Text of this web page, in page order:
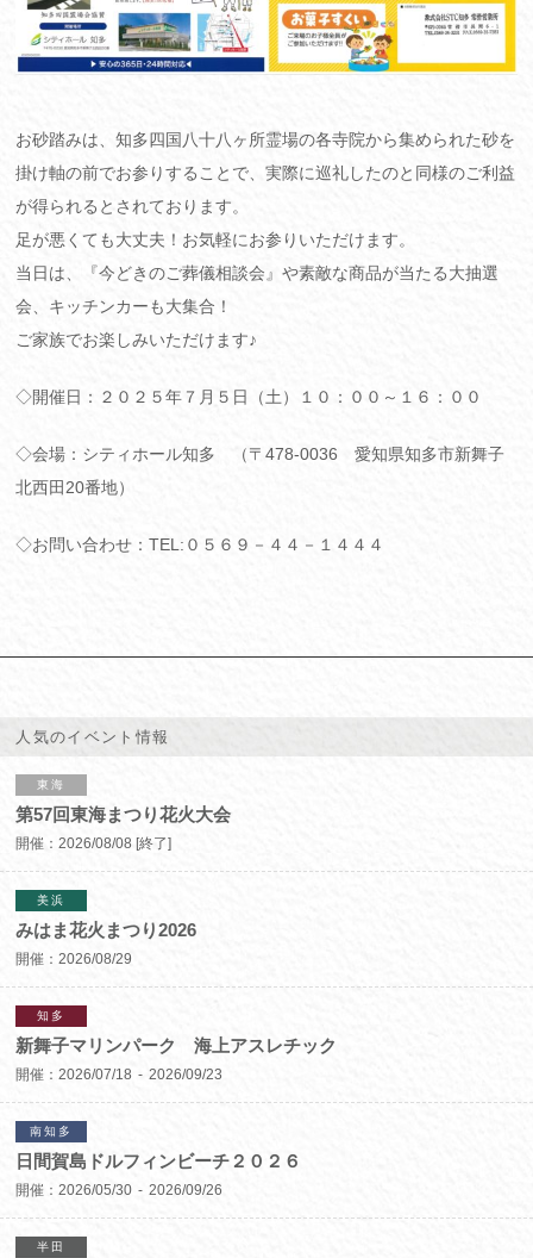
お砂踏みは、知多四国八十八ヶ所霊場の各寺院から集められた砂を
掛け軸の前でお参りすることで、実際に巡礼したのと同様のご利益
が得られるとされております。
足が悪くても大丈夫！お気軽にお参りいただけます。
当日は、『今どきのご葬儀相談会』や素敵な商品が当たる大抽選
会、キッチンカーも大集合！
ご家族でお楽しみいただけます♪
◇開催日：２０２５年７月５日（土）１０：００～１６：００
◇会場：シティホール知多 （〒478-0036 愛知県知多市新舞子
北西田20番地）
◇お問い合わせ：TEL:０５６９－４４－１４４４
人気のイベント情報
東海
第57回東海まつり花火大会
開催：2026/08/08 [終了]
美浜
みはま花火まつり2026
開催：2026/08/29
知多
新舞子マリンパーク 海上アスレチック
開催：2026/07/18 2026/09/23
南知多
日間賀島ドルフィンビーチ２０２６
開催：2026/05/30 2026/09/26
半田